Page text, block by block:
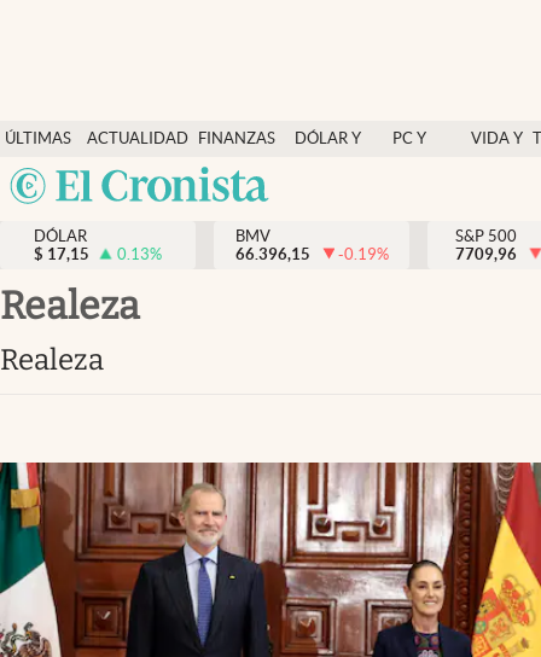
ÚLTIMAS
NOTICIAS
ACTUALIDAD
FINANZAS
Y
ECONOMÍA
DÓLAR Y
PC Y
VIDA Y
México
Actualidad
Finanzas y economía
Dólar y mercados
Opinión
Brand Strategy
Vida y estilo
Tv
Clima
Espiritualidad
Mediakit
DÓLAR
$ 17,15 0.13%
BMV
66.396,15
-0.19%
S&P 500
7709,96
realeza
realeza